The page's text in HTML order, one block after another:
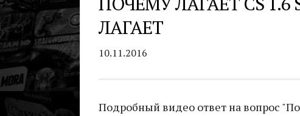
ЛАГАЕТ
10.11.2016
Подробный видео ответ на вопрос